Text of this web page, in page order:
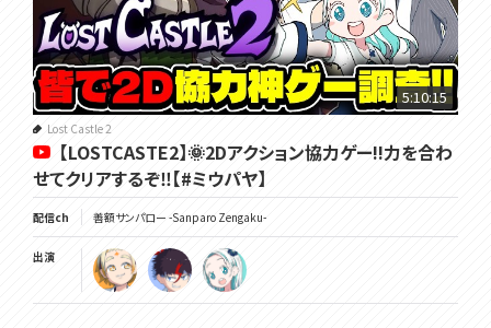
5:10:15
Lost Castle 2
【LOSTCASTE2】🌞2Dアクション協力ゲー!!力を合わ
せてクリアするぞ‼【#ミウパヤ】
配信ch 善額サンパロー -Sanparo Zengaku-
出演